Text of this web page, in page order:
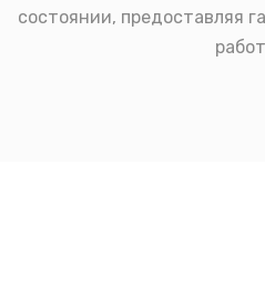
состоянии, предоставляя